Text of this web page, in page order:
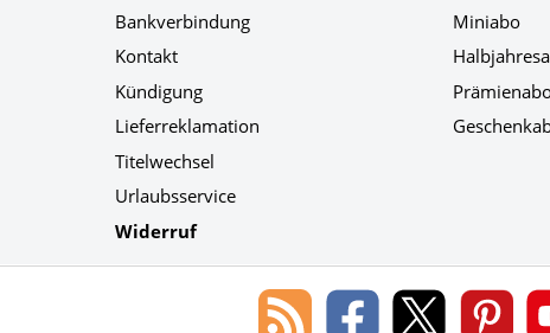
Bankverbindung
Kontakt
Kündigung
Lieferreklamation
Titelwechsel
Urlaubsservice
Widerruf
Miniabo
Blog
des
Lorenz
Leserservice
Lorenz
Leserservice